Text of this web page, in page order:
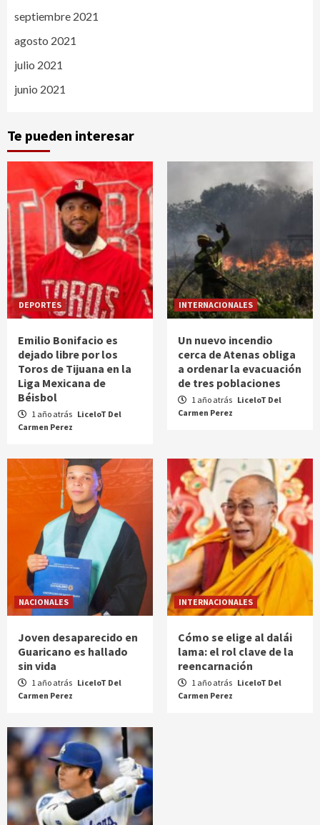
septiembre 2021
agosto 2021
julio 2021
junio 2021
Te pueden interesar
DEPORTES
Emilio Bonifacio es
dejado libre por los
Toros de Tijuana en la
Liga Mexicana de
Béisbol
1 año atrás LiceloT Del
Carmen Perez
INTERNACIONALES
Un nuevo incendio
cerca de Atenas obliga
a ordenar la evacuación
de tres poblaciones
1 año atrás LiceloT Del
Carmen Perez
NACIONALES
Joven desaparecido en
Guaricano es hallado
sin vida
1 año atrás LiceloT Del
Carmen Perez
INTERNACIONALES
Cómo se elige al dalái
lama: el rol clave de la
reencarnación
1 año atrás LiceloT Del
Carmen Perez